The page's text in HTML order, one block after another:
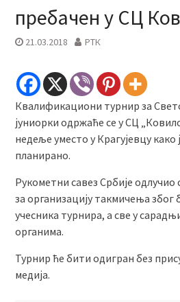
пребачен у СЦ
21.03.2018 РТК
Квалификациони турнир за
јуниорки одржаће се у СЦ
недеље уместо у Крагујевцу
планирано.
Рукометни савез Србије одлучио
за организацију такмичења због
учесника турнира, а све у
органима.
Турнир ће бити одигран без
медија.